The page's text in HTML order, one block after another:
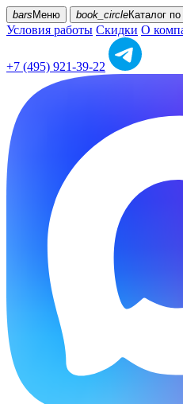
bars Меню book_circleКаталог по
Условия работы Скидки О
+7 (495) 921-39-22